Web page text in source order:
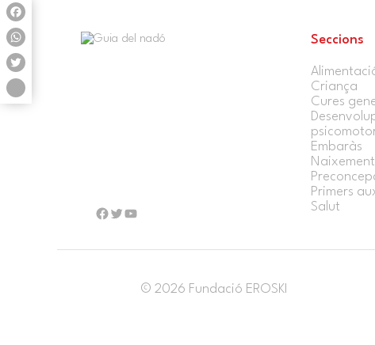
Seccions
Criança
Cures
Embaràs
Naixement
Primers
Salut
Facebook
Twitter
YouTube
© 2026 Fundació EROSKI
Facebook
WhatsApp
Twitter
Share